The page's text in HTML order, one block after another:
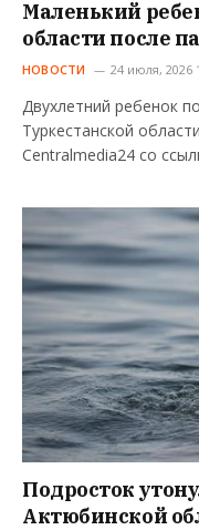
Маленький
области после
НОВОСТИ 24 июля, 2026
Двухлетний ребенок
Туркестанской
Centralmedia24 со
Подросток
Актюбинской